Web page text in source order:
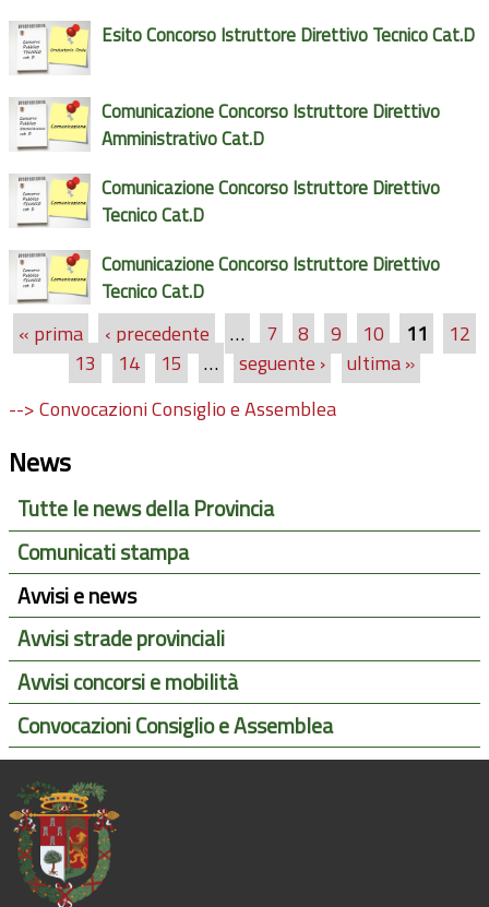
Esito Concorso Istruttore Direttivo Tecnico Cat.D
Comunicazione Concorso Istruttore Direttivo
Amministrativo Cat.D
Comunicazione Concorso Istruttore Direttivo
Tecnico Cat.D
Comunicazione Concorso Istruttore Direttivo
Tecnico Cat.D
Pagine
« prima ‹ precedente … 7 8 9 10 11
12
13
14 15 … seguente ›
ultima »
--> Convocazioni Consiglio e Assemblea
News
Tutte le news della Provincia
Comunicati stampa
Avvisi e news
Avvisi strade provinciali
Avvisi concorsi e mobilità
Convocazioni Consiglio e Assemblea